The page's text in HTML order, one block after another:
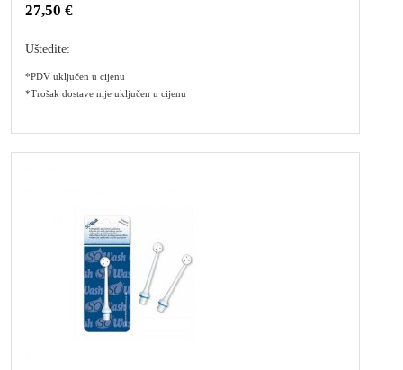
27,50 €
Uštedite:
*PDV uključen u cijenu
*Trošak dostave nije uključen u cijenu